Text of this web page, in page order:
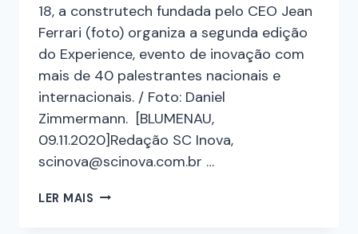
18, a construtech fundada pelo CEO Jean
Ferrari (foto) organiza a segunda edição
do Experience, evento de inovação com
mais de 40 palestrantes nacionais e
internacionais. / Foto: Daniel
Zimmermann. [BLUMENAU,
09.11.2020]Redação SC Inova,
scinova@scinova.com.br …
LER MAIS